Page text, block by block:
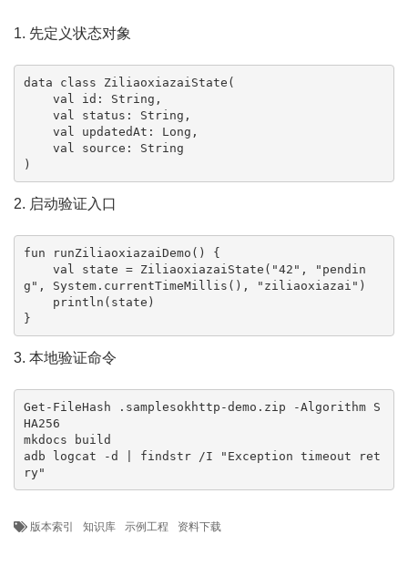
1. 先定义状态对象
data class ZiliaoxiazaiState(
)
2. 启动验证入口
fun runZiliaoxiazaiDemo() {
g", System.currentTimeMillis(), "ziliaoxiazai")
}
3. 本地验证命令
Get-FileHash .samplesokhttp-demo.zip -Algorithm S
HA256
mkdocs build
adb logcat -d | findstr /I "Exception timeout ret
ry"
版本索引 知识库 示例工程 资料下载